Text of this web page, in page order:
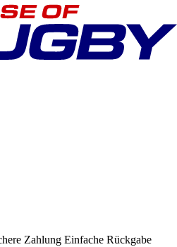
Zahlung Einfache Rückgabe